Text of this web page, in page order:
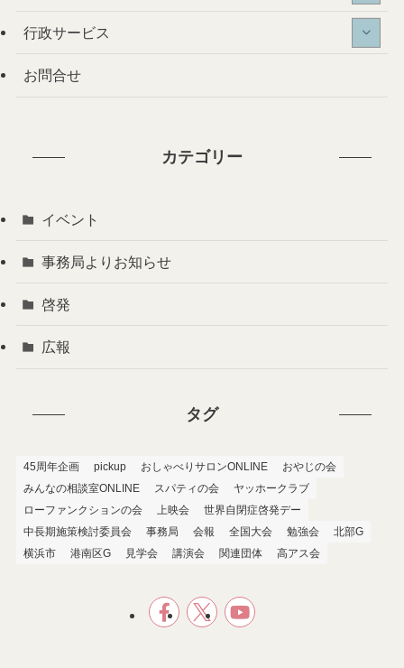
行政サービス
お問合せ
カテゴリー
イベント
事務局よりお知らせ
啓発
広報
タグ
45周年企画 pickup おしゃべりサロンONLINE
おやじの会
みんなの相談室ONLINE
スパティの会
ヤッホークラブ
ローファンクションの会
上映会
世界自閉症啓発デー
中長期施策検討委員会
事務局 会報 全国大会 勉強会
北部G
横浜市
港南区G 見学会 講演会 関連団体 高アス会